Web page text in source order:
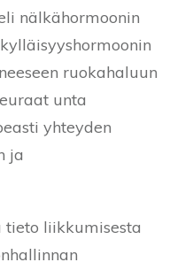
nälkähormoonin
ruokahaluun
unta
yhteyden
ja
liikkumisesta